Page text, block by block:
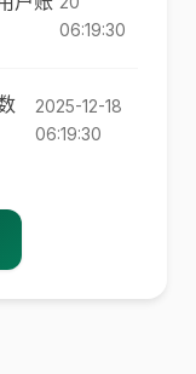
06:19:30
2025-12-18
06:19:30